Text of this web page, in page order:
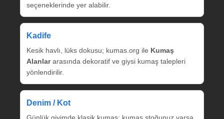
seçeneklerinde yer alabilir.
Kadife
Kesik havlı, lüks dokusu; kumas.org ile Kumaş
Alanlararasında dekoratif ve giysi kumaş talepleri
yönlendirilir.
Denim / Kot